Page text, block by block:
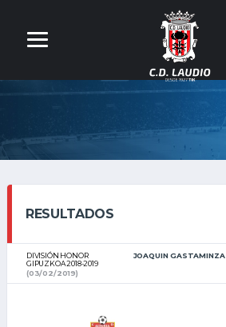
RESULTADOS
DIVISIÓN HONOR
GIPUZKOA 2018-2019
JOAQUIN GASTAMINZA
(03/02/2019)